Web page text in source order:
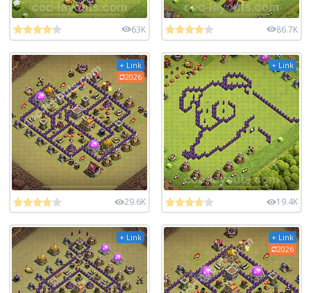
63K 86.7K
+ Link
2026
29.6K
+ Link
19.4K
+ Link
+ Link
2026